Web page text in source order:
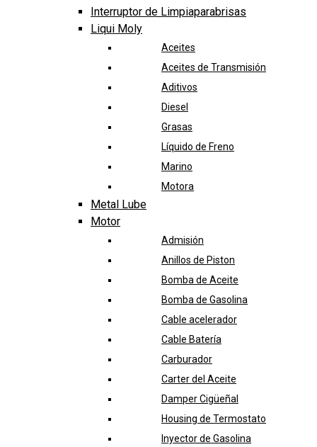
Interruptor de Limpiaparabrisas
Liqui Moly
Aceites
Aceites de Transmisión
Aditivos
Diesel
Grasas
Líquido de Freno
Marino
Motora
Metal Lube
Motor
Admisión
Anillos de Piston
Bomba de Aceite
Bomba de Gasolina
Cable acelerador
Cable Batería
Carburador
Carter del Aceite
Damper Cigüeñal
Housing de Termostato
Inyector de Gasolina